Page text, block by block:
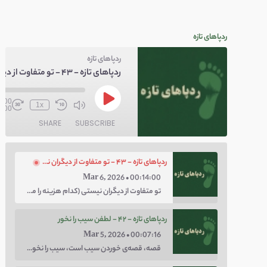
ردپاهای تازه
ردپاهای تازه
1x
SUBSCRIBE
SHARE
ردپاهای تازه - ۴۳ - تو متفاوت از دیگران نیستی
Mar 6, 2026 • 00:14:00
تو متفاوت از دیگران نیستی (کدام هزینه را می‌خواهی پرداخت کنی؛ هزینه‌ی چاق بودن یا لاغر بودن؟ با توهم متفاوت بودن کار را برای خودت سخت نکن.)
ردپاهای تازه - ۴۲ - لطفن سیب را نخور
Mar 5, 2026 • 00:07:16
قصه، قصه‌ی خوردن سیب است، سیب را نخور، اعتماد کن.